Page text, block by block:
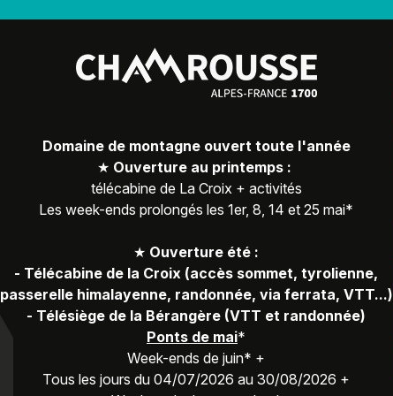
Domaine de montagne ouvert toute l'année
★ Ouverture au printemps :
télécabine de La Croix + activités
Les week-ends prolongés les 1er, 8, 14 et 25 mai*
★ Ouverture été :
- Télécabine de la Croix (accès sommet, tyrolienne,
passerelle himalayenne, randonnée, via ferrata, VTT...)
- Télésiège de la Bérangère (VTT et randonnée)
Ponts de mai*
Week-ends de juin* +
Tous les jours du 04/07/2026 au 30/08/2026 +